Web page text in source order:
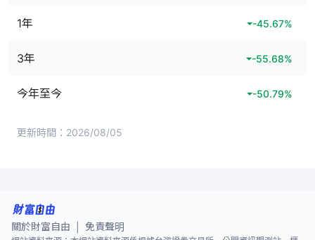
1年 -45.67%
3年 -55.68%
今年至今 -50.79%
更新時間： 2026/08/05
關於財富自由 免責聲明